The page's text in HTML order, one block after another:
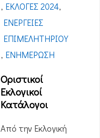
, ΕΚΛΟΓΈΣ 2024,
ΕΝΈΡΓΕΙΕΣ
ΕΠΙΜΕΛΗΤΗΡΊΟΥ
, ΕΝΗΜΈΡΩΣΗ
Οριστικοί
Εκλογικοί
Κατάλογοι
Από την Εκλογική